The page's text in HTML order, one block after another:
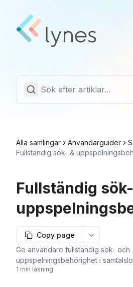
Alla samlingar Användarguider
Fullständig sök- &
Fullständig
Copy page
More options
Ge användare fullständig sök- och
uppspelningsbehörighet i
1 min läsning